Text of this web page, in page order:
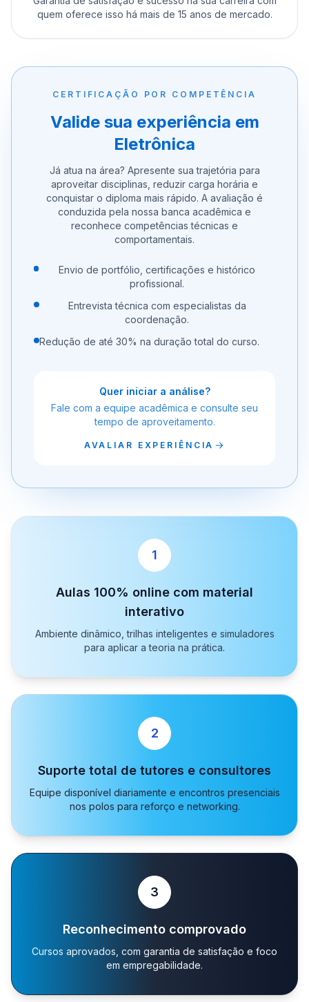
quem oferece isso há mais de 15 anos de mercado.
CERTIFICAÇÃO POR COMPETÊNCIA
Valide sua experiência em
Eletrônica
Já atua na área? Apresente sua trajetória para
aproveitar disciplinas, reduzir carga horária e
conquistar o diploma mais rápido. A avaliação é
conduzida pela nossa banca acadêmica e
reconhece competências técnicas e
comportamentais.
Envio de portfólio, certificações e histórico
profissional.
Entrevista técnica com especialistas da
coordenação.
Redução de até 30% na duração total do curso.
Quer iniciar a análise?
Fale com a equipe acadêmica e consulte seu
tempo de aproveitamento.
AVALIAR EXPERIÊNCIA
1
Aulas 100% online com material
interativo
Ambiente dinâmico, trilhas inteligentes e simuladores
para aplicar a teoria na prática.
2
Suporte total de tutores e consultores
Equipe disponível diariamente e encontros presenciais
nos polos para reforço e networking.
3
Reconhecimento comprovado
Cursos aprovados, com garantia de satisfação e foco
em empregabilidade.